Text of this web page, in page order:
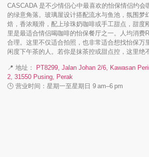
CASCADA 是不少情侣心中最喜欢的怡保情侣约会
的绿意角落。玻璃屋设计搭配流水与鱼池，氛围梦
焙，香浓顺滑，配上珍珠奶咖啡或手工甜点，甜度
里是最适合情侣喝咖啡的怡保餐厅之一。人均消费
合理。这里不仅适合拍照，也非常适合想找怡保万
闲度下午茶的人。若你是抹茶控或甜点控，这里绝
📍 地址：
PT8299, Jalan Johan 2/6, Kawasan
2, 31550 Pusing, Perak
🕒 营业时间：星期一至星期日 9 am–6 pm